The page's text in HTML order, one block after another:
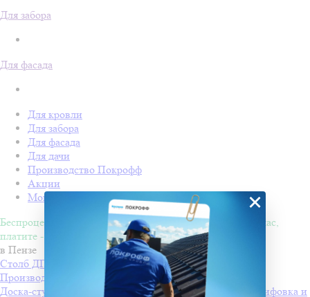
Для забора
Для фасада
Для кровли
Для забора
Для фасада
Для дачи
Производство Покрофф
Акции
Монтаж
Беспроцентная рассрочка на 4 месяца. Покупайте - сейчас,
платите - потом!
в Пензе
Столб ДПК Grand Line 100х100мм тиснение (на трубу)
Производитель
Grand Line
Доска-ступень стартовая ДПК Grand Line 160х22мм шлифовка и
×